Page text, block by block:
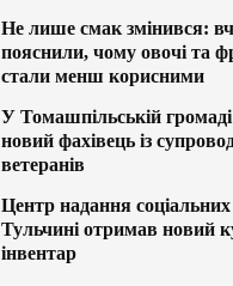
Не лише смак змінився:
пояснили, чому овочі та
стали менш корисними
У Томашпільській громаді
новий фахівець із
ветеранів
Центр надання соціальних
Тульчині отримав новий
інвентар